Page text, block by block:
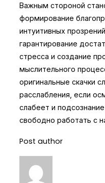
Важным стороной
формирование
интуитивных
гарантирование
стресса и создание
мыслительного
оригинальные скачки
расслабления, если
слабеет и
свободно работать с
Post author